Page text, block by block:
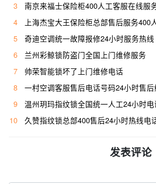
3
南京来福士保险柜400人工客服在线服
4
上海杰宝大王保险柜总部售后服务400人工
5
奇迪空调统一故障报修24小时服务热线
6
兰州彩鲸锁防盗门全国上门维修服务
7
帅荣智能锁坏了上门维修电话
8
一村空调客服售后电话号码24小时售
9
温州玥玛指纹锁全国统一人工24小时电
10
久赞指纹锁总部400售后24小时热线电
发表评论